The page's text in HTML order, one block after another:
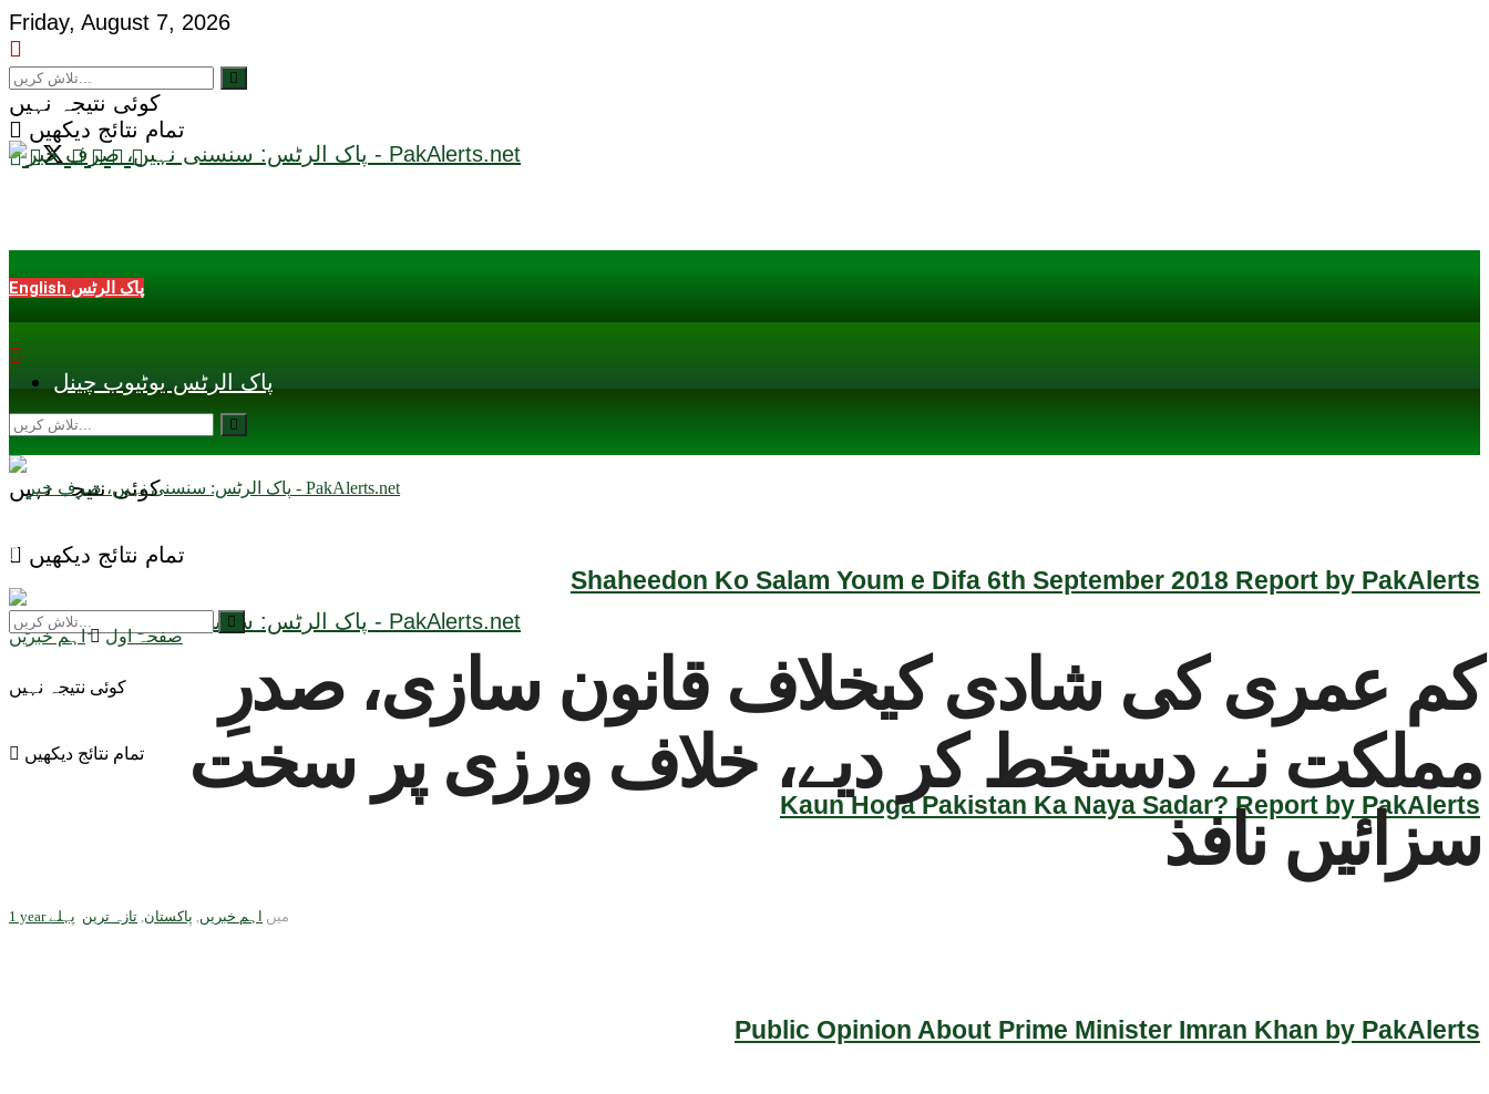
Friday, August 7, 2026
کوئی نتیجہ نہیں
تمام نتائج دیکھیں
English پاک الرٹس
پاک الرٹس یوٹیوب چینل
Shaheedon Ko Salam Youm e Difa 6th September 2018 Report by PakAlerts
Kaun Hoga Pakistan Ka Naya Sadar? Report by PakAlerts
Public Opinion About Prime Minister Imran Khan by PakAlerts
کوئی نتیجہ نہیں
تمام نتائج دیکھیں
کوئی نتیجہ نہیں
تمام نتائج دیکھیں
صفحہ اول اہم خبریں
کم عمری کی شادی کیخلاف قانون سازی، صدرِ
مملکت نے دستخط کر دیے، خلاف ورزی پر سخت
سزائیں نافذ
1 year پہلے میں اہم خبریں پاکستان تازہ ترین